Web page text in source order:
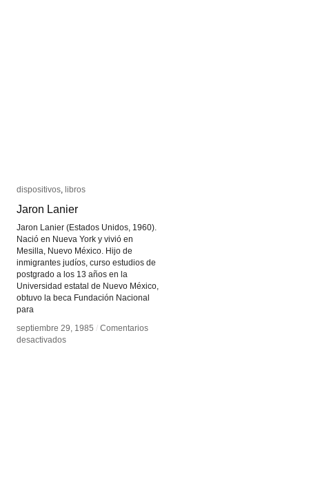
dispositivos libros
Jaron Lanier
Jaron Lanier (Estados Unidos, 1960).
Nació en Nueva York y vivió en
Mesilla, Nuevo México. Hijo de
inmigrantes judíos, curso estudios de
postgrado a los 13 años en la
Universidad estatal de Nuevo México,
obtuvo la beca Fundación Nacional
para
septiembre 29, 1985 / Comentarios
desactivadosen
dispositivos libros
Jaron Lanier
septiembre 29, 1985 / Comentarios
desactivadosen